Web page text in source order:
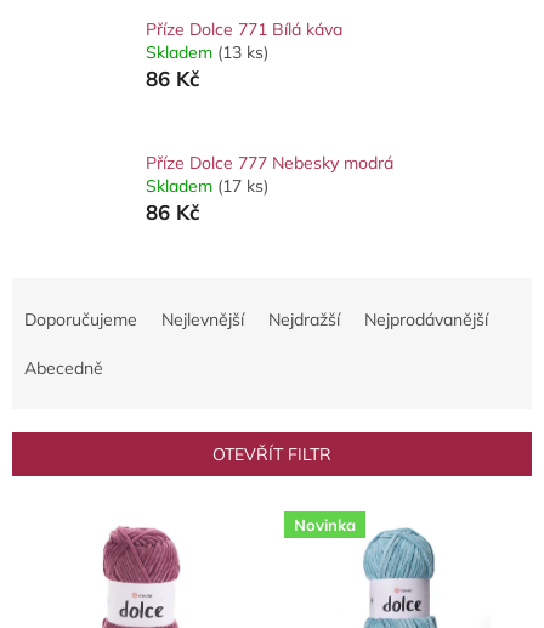
Příze Dolce 771 Bílá káva
Skladem (13 ks)
86 Kč
Příze Dolce 777 Nebesky modrá
Skladem (17 ks)
86 Kč
r
Doporučujeme Nejlevnější Nejdražší Nejprodávanější
Abecedně
OTEVŘÍT FILTR
Novinka